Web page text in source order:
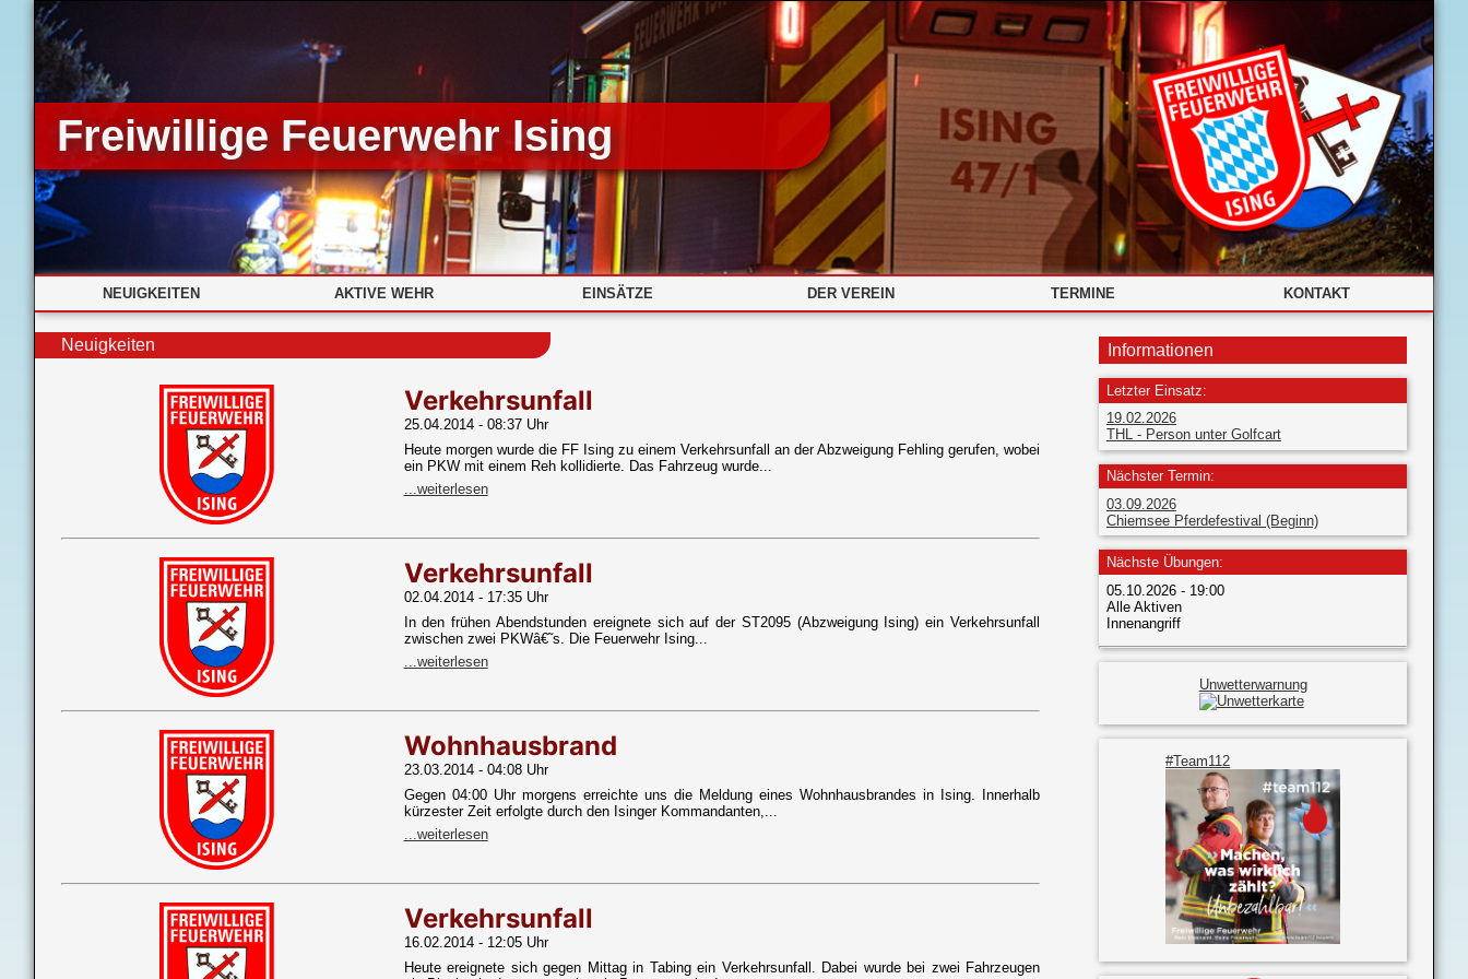
Freiwillige Feuerwehr Ising
NEUIGKEITEN AKTIVE WEHR EINSÄTZE DER VEREIN TERMINE KONTAKT
Neuigkeiten
Verkehrsunfall
25.04.2014 - 08:37 Uhr
Heute morgen wurde die FF Ising zu einem Verkehrsunfall an der Abzweigung Fehling gerufen, wobei
ein PKW mit einem Reh kollidierte. Das Fahrzeug wurde...
...weiterlesen
Verkehrsunfall
02.04.2014 - 17:35 Uhr
In den frühen Abendstunden ereignete sich auf der ST2095 (Abzweigung Ising) ein Verkehrsunfall
zwischen zwei PKWâ€˜s. Die Feuerwehr Ising...
...weiterlesen
Wohnhausbrand
23.03.2014 - 04:08 Uhr
Gegen 04:00 Uhr morgens erreichte uns die Meldung eines Wohnhausbrandes in Ising. Innerhalb
kürzester Zeit erfolgte durch den Isinger Kommandanten,...
...weiterlesen
Verkehrsunfall
16.02.2014 - 12:05 Uhr
Heute ereignete sich gegen Mittag in Tabing ein Verkehrsunfall. Dabei wurde bei zwei Fahrzeugen
Informationen
Letzter Einsatz:
19.02.2026
THL - Person unter Golfcart
Nächster Termin:
03.09.2026
Chiemsee Pferdefestival (Beginn)
Nächste Übungen:
05.10.2026 - 19:00
Alle Aktiven
Innenangriff
Unwetterwarnung
#Team112